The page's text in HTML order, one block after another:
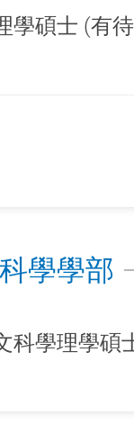
學碩士 (有
學學部
科學理學碩